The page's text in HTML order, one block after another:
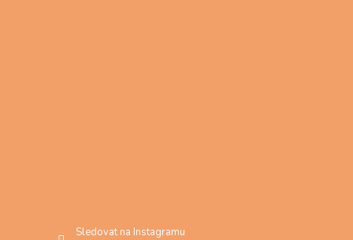
Sledovat na Instagramu